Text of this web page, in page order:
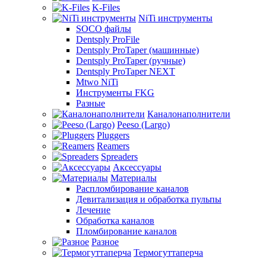
K-Files
NiTi инструменты
SOCO файлы
Dentsply ProFile
Dentsply ProTaper (машинные)
Dentsply ProTaper (ручные)
Dentsply ProTaper NEXT
Mtwo NiTi
Инструменты FKG
Разные
Каналонаполнители
Peeso (Largo)
Pluggers
Reamers
Spreaders
Аксессуары
Материалы
Распломбирование каналов
Девитализация и обработка пульпы
Лечение
Обработка каналов
Пломбирование каналов
Разное
Термогуттаперча